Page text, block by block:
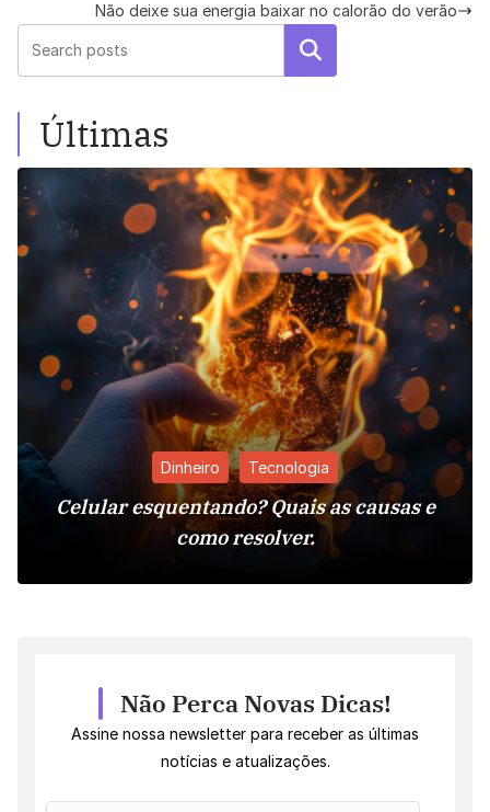
Não deixe sua energia baixar no calorão do verão
Pesquisar
Últimas
Dinheiro Tecnologia
Celular esquentando? Quais as causas e
como resolver.
Não Perca Novas Dicas!
Assine nossa newsletter para receber as últimas
notícias e atualizações.